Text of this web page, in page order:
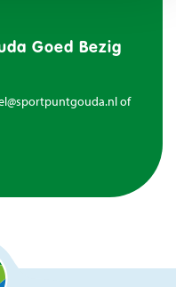
Goed Bezig
of